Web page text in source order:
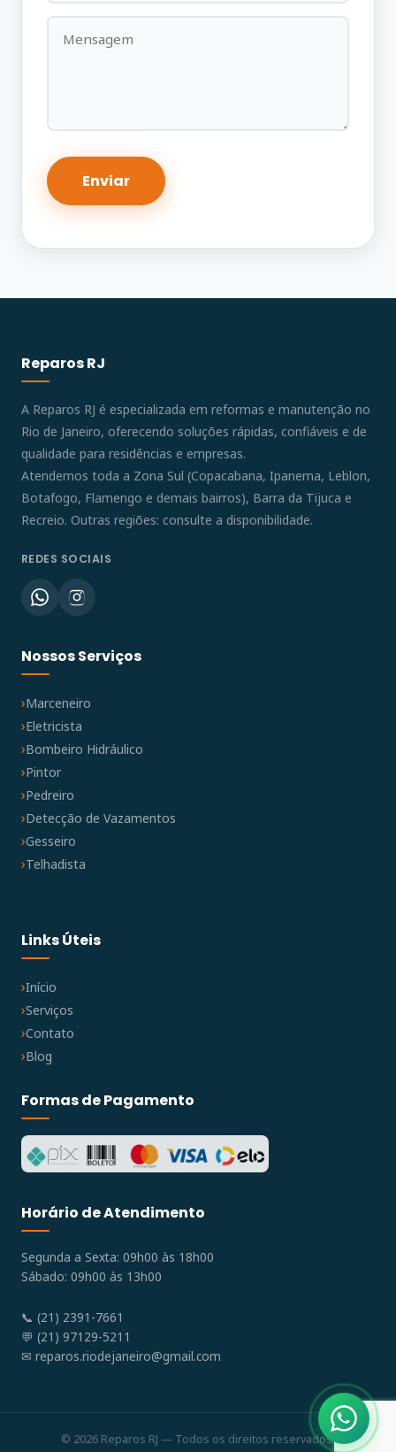
Reparos RJ
A Reparos RJ é especializada em reformas e manutenção no
Rio de Janeiro, oferecendo soluções rápidas, confiáveis e de
qualidade para residências e empresas.
Atendemos toda a Zona Sul (Copacabana, Ipanema, Leblon,
Botafogo, Flamengo e demais bairros), Barra da Tijuca e
Recreio. Outras regiões: consulte a disponibilidade.
REDES SOCIAIS
Nossos Serviços
Marceneiro
Eletricista
Bombeiro Hidráulico
Pintor
Pedreiro
Detecção de Vazamentos
Gesseiro
Telhadista
Links Úteis
Início
Serviços
Contato
Blog
Formas de Pagamento
Horário de Atendimento
Segunda a Sexta: 09h00 às 18h00
Sábado: 09h00 às 13h00
📞 (21) 2391-7661
💬 (21) 97129-5211
✉ reparos.riodejaneiro@gmail.com
© 2026 Reparos RJ — Todos os direitos reservados.